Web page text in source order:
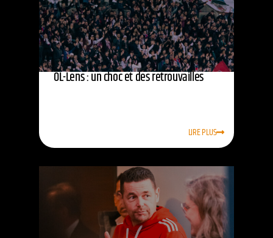
OL-Lens : un choc et des retrouvailles
LIRE PLUS